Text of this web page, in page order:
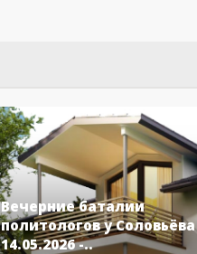
Вечерние баталии
политологов у Соловьёва
14.05.2026 -..